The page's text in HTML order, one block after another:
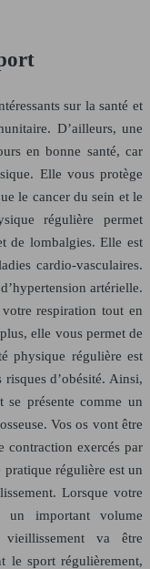
sur la santé et
D’ailleurs, une
en bonne santé, car
Elle vous protège
le cancer du sein et le
régulière permet
de lombalgies. Elle est
cardio-vasculaires.
artérielle.
respiration tout en
elle vous permet de
physique régulière est
d’obésité. Ainsi,
se présente comme un
Vos os vont être
contraction exercés par
régulière est un
Lorsque votre
un important volume
va être
le sport régulièrement,